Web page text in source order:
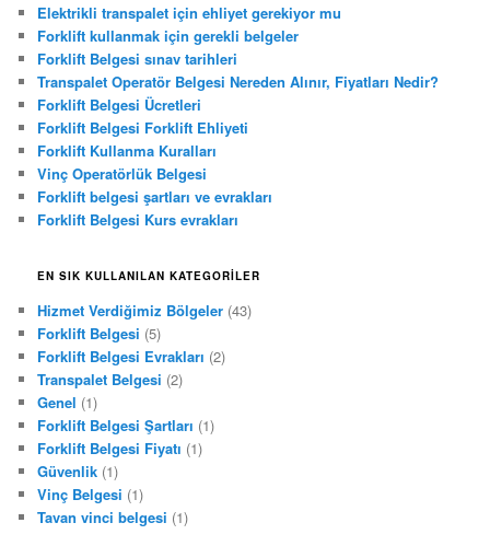
Elektrikli transpalet için ehliyet gerekiyor mu
Forklift kullanmak için gerekli belgeler
Forklift Belgesi sınav tarihleri
Transpalet Operatör Belgesi Nereden Alınır, Fiyatları Nedir?
Forklift Belgesi Ücretleri
Forklift Belgesi Forklift Ehliyeti
Forklift Kullanma Kuralları
Vinç Operatörlük Belgesi
Forklift belgesi şartları ve evrakları
Forklift Belgesi Kurs evrakları
EN SIK KULLANILAN KATEGORILER
Hizmet Verdiğimiz Bölgeler (43)
Forklift Belgesi (5)
Forklift Belgesi Evrakları (2)
Transpalet Belgesi (2)
Genel (1)
Forklift Belgesi Şartları (1)
Forklift Belgesi Fiyatı (1)
Güvenlik (1)
Vinç Belgesi (1)
Tavan vinci belgesi (1)